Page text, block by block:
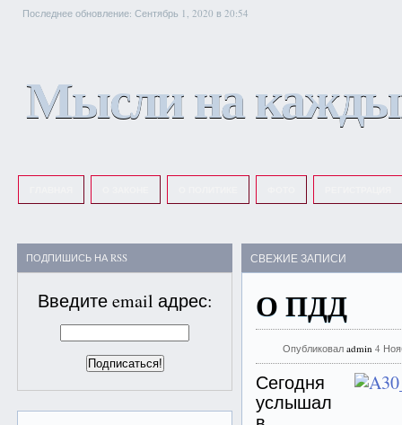
Последнее обновление: Сентябрь 1, 2020 в 20:54
Мысли на
ПОДПИШИСЬ НА RSS
Введите email адрес:
СВЕЖИЕ ЗАПИСИ
О ПДД
Опубликовалadmin 4
Сегодня
услышал